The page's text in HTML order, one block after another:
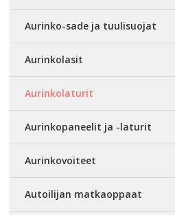
Aurinko-sade ja tuulisuojat
Aurinkolasit
Aurinkolaturit
Aurinkopaneelit ja -laturit
Aurinkovoiteet
Autoilijan matkaoppaat